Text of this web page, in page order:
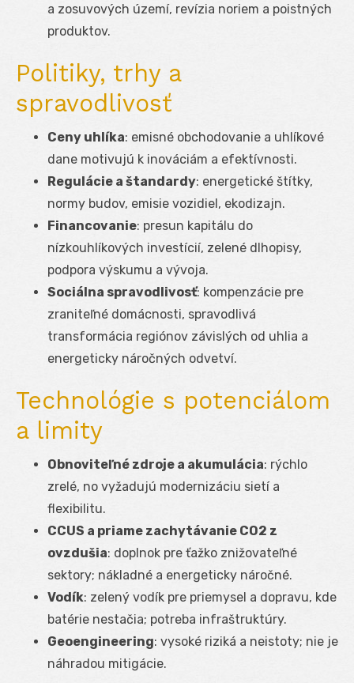
a zosuvových území, revízia noriem a poistných
produktov.
Politiky, trhy a
spravodlivosť
Ceny uhlíka: emisné obchodovanie a uhlíkové
dane motivujú k inováciám a efektívnosti.
Regulácie a štandardy: energetické štítky,
normy budov, emisie vozidiel, ekodizajn.
Financovanie: presun kapitálu do
nízkouhlíkových investícií, zelené dlhopisy,
podpora výskumu a vývoja.
Sociálna spravodlivosť: kompenzácie pre
zraniteľné domácnosti, spravodlivá
transformácia regiónov závislých od uhlia a
energeticky náročných odvetví.
Technológie s potenciálom
a limity
Obnoviteľné zdroje a akumulácia: rýchlo
zrelé, no vyžadujú modernizáciu sietí a
flexibilitu.
CCUS a priame zachytávanie CO2 z
ovzdušia: doplnok pre ťažko znižovateľné
sektory; nákladné a energeticky náročné.
Vodík: zelený vodík pre priemysel a dopravu, kde
batérie nestačia; potreba infraštruktúry.
Geoengineering: vysoké riziká a neistoty; nie je
náhradou mitigácie.